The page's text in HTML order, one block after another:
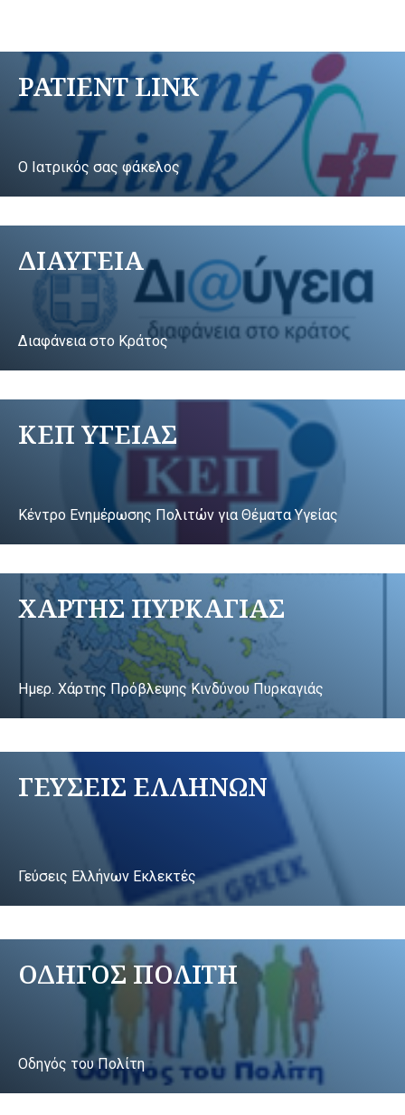
PATIENT LINK
Ο Ιατρικός σας φάκελος
ΔΙΑΥΓΕΙΑ
Διαφάνεια στο Κράτος
ΚΕΠ ΥΓΕΙΑΣ
Κέντρο Ενημέρωσης Πολιτών για Θέματα Υγείας
ΧΑΡΤΗΣ ΠΥΡΚΑΓΙΑΣ
Ημερ. Χάρτης Πρόβλεψης Κινδύνου Πυρκαγιάς
ΓΕΥΣΕΙΣ ΕΛΛΗΝΩΝ
Γεύσεις Ελλήνων Εκλεκτές
ΟΔΗΓΟΣ ΠΟΛΙΤΗ
Οδηγός του Πολίτη